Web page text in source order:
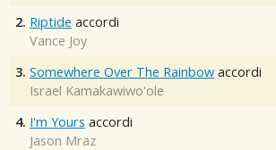
2. Riptide accordi
Vance Joy
3. Somewhere Over The Rainbow accordi
Israel Kamakawiwo'ole
4. I'm Yours accordi
Jason Mraz